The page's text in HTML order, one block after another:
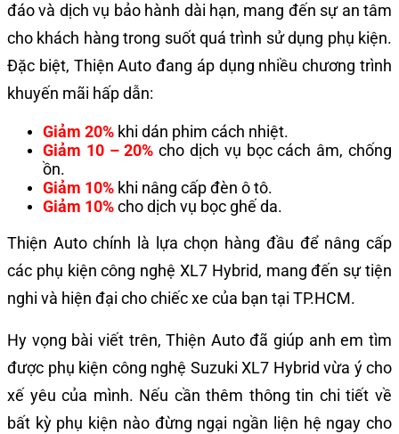
đáo và dịch vụ bảo hành dài hạn, mang đến sự an tâm
cho khách hàng trong suốt quá trình sử dụng phụ kiện.
Đặc biệt, Thiện Auto đang áp dụng nhiều chương trình
khuyến mãi hấp dẫn:
Giảm 20% khi dán phim cách nhiệt.
Giảm 10 – 20% cho dịch vụ bọc cách âm, chống
ồn.
Giảm 10% khi nâng cấp đèn ô tô.
Giảm 10%cho dịch vụ bọc ghế da.
Thiện Auto chính là lựa chọn hàng đầu để nâng cấp
các phụ kiện công nghệ XL7 Hybrid, mang đến sự tiện
nghi và hiện đại cho chiếc xe của bạn tại TP.HCM.
Hy vọng bài viết trên, Thiện Auto đã giúp anh em tìm
được phụ kiện công nghệ Suzuki XL7 Hybrid vừa ý cho
xế yêu của mình. Nếu cần thêm thông tin chi tiết về
bất kỳ phụ kiện nào đừng ngại ngần liện hệ ngay cho